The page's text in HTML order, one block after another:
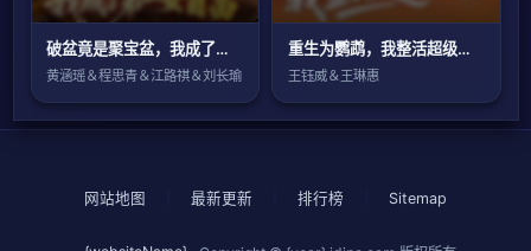
破盆竟是聚宝盆，我成了第一女首富
黄涵瑶＆程思青＆江路祺＆刘长瑜
重生为鹦鹉，我整活超级进化
王钰威＆王琳惠
网站地图 最新更新 排行榜 Sitemap